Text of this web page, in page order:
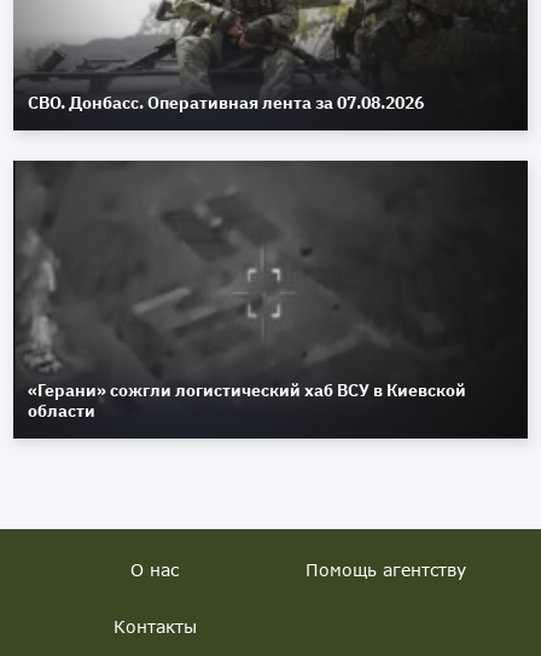
СВО. Донбасс. Оперативная лента за 07.08.2026
«Герани» сожгли логистический хаб ВСУ в Киевской
области
О нас Помощь агентству
Контакты